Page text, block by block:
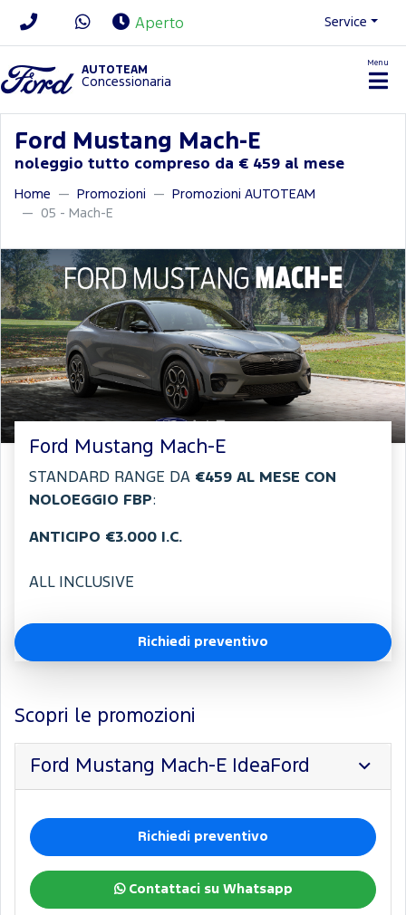
Aperto Service
AUTOTEAM
Concessionaria
Menu
Ford Mustang Mach-E
noleggio tutto compreso da € 459 al mese
Home Promozioni
Promozioni AUTOTEAM
05 - Mach-E
Ford Mustang Mach-E
STANDARD RANGE DA €459 AL MESE CON
NOLOEGGIO FBP:
ANTICIPO €3.000 I.C.
ALL INCLUSIVE
Richiedi preventivo
Scopri le promozioni
Ford Mustang Mach-E IdeaFord
Richiedi preventivo
Contattaci su Whatsapp